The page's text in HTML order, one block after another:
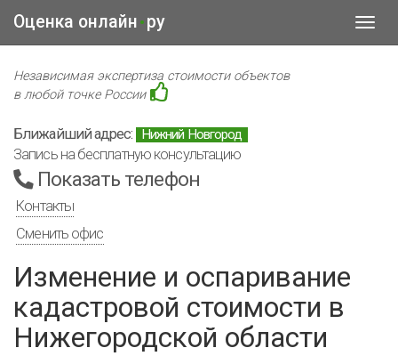
Оценка онлайн • ру
Независимая экспертиза стоимости объектов
в любой точке России
Ближайший адрес: Нижний Новгород
Запись на бесплатную консультацию
Показать телефон
Контакты
Сменить офис
Изменение и оспаривание
кадастровой стоимости в
Нижегородской области